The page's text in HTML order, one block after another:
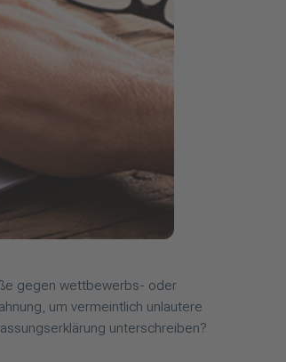
gegen wettbewerbs- oder
um vermeintlich unlautere
unterschreiben?